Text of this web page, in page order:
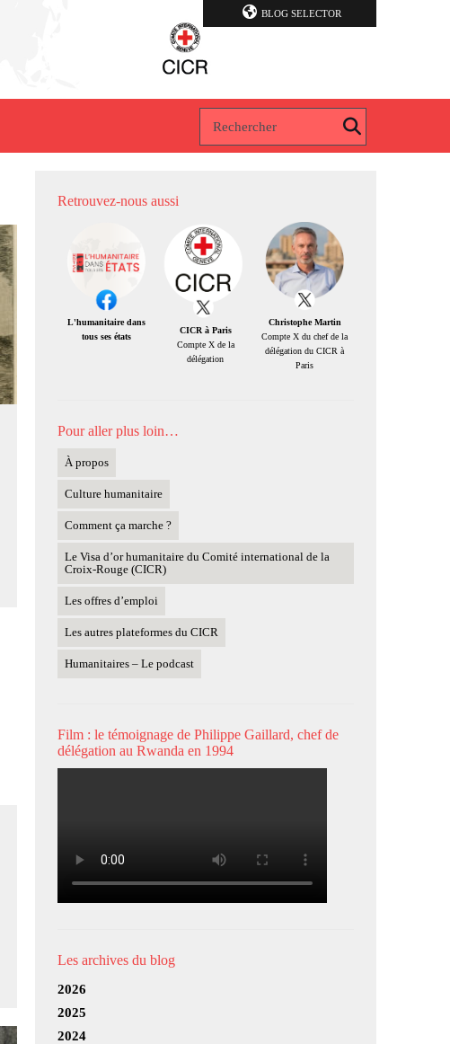
BLOG SELECTOR
Retrouvez-nous aussi
L'humanitaire dans
tous ses états
CICR à Paris
Compte X de la
délégation
Christophe Martin
Compte X du chef de la
délégation du CICR à
Paris
Pour aller plus loin…
À propos
Culture humanitaire
Comment ça marche ?
Le Visa d’or humanitaire du Comité international de la
Croix-Rouge (CICR)
Les offres d’emploi
Les autres plateformes du CICR
Humanitaires – Le podcast
Film : le témoignage de Philippe Gaillard, chef de
délégation au Rwanda en 1994
Les archives du blog
2026
2025
2024